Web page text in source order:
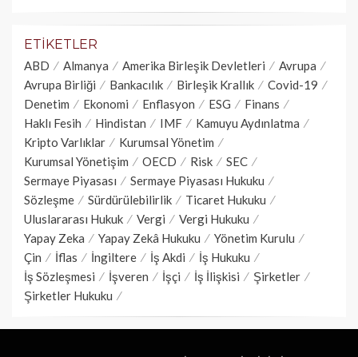
ETIKETLER
ABD Almanya Amerika Birleşik Devletleri
Avrupa
Avrupa Birliği
Bankacılık Birleşik Krallık
Covid-19
Denetim
Ekonomi Enflasyon ESG
Finans
Haklı Fesih
Hindistan IMF
Kamuyu Aydınlatma
Kripto Varlıklar
Kurumsal Yönetim
Kurumsal Yönetişim
OECD Risk
SEC
Sermaye Piyasası
Sermaye Piyasası Hukuku
Sözleşme
Sürdürülebilirlik
Ticaret Hukuku
Uluslararası Hukuk
Vergi
Vergi Hukuku
Yapay Zeka
Yapay Zekâ Hukuku
Yönetim Kurulu
Çin
İflas İngiltere İş Akdi
İş Hukuku
İş Sözleşmesi
İşveren İşçi İş İlişkisi
Şirketler
Şirketler Hukuku